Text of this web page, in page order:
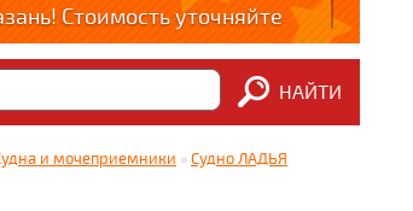
Стоимость уточняйте
товаров!!!
t.me/zabota16 ;
Медицинский магазин
НАЙТИ
и мочеприемники »Судно ЛАДЬЯ